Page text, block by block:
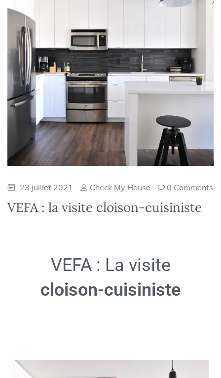
23 juillet 2021 Check My House 0 Comments
VEFA : la visite cloison-cuisiniste
VEFA : La visite
cloison-cuisiniste